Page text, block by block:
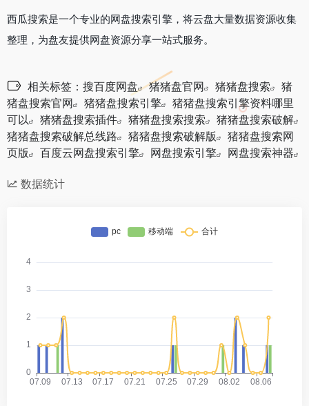
西瓜搜索是一个专业的网盘搜索引擎，将云盘大量数据资源收集
整理，为盘友提供网盘资源分享一站式服务。
相关标签： 搜百度网盘 猪猪盘官网 猪猪盘搜索
猪
猪盘搜索官网
猪猪盘搜索引擎
猪猪盘搜索引擎资料哪里
可以
猪猪盘搜索插件 猪猪盘搜索搜索
猪猪盘搜索破解
猪猪盘搜索破解总线路
猪猪盘搜索破解版
猪猪盘搜索网
页版
百度云网盘搜索引擎 网盘搜索引擎 网盘搜索神器
数据统计